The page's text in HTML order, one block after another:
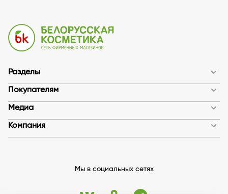
Разделы
Покупателям
Медиа
Компания
Мы в социальных сетях